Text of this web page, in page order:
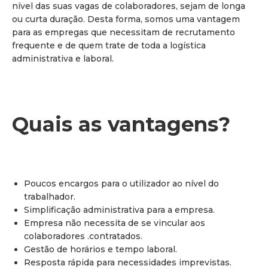
nível das suas vagas de colaboradores, sejam de longa
ou curta duração. Desta forma, somos uma vantagem
para as empregas que necessitam de recrutamento
frequente e de quem trate de toda a logística
administrativa e laboral.
Quais as vantagens?
Poucos encargos para o utilizador ao nível do
trabalhador.
Simplificação administrativa para a empresa.
Empresa não necessita de se vincular aos
colaboradores .contratados.
Gestão de horários e tempo laboral.
Resposta rápida para necessidades imprevistas.